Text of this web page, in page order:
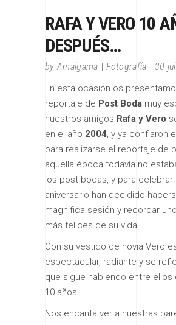
RAFA Y VERO 10
DESPUÉS…
byAmalgama Fotografía 30
En esta ocasión os
reportaje de Post Boda muy
nuestros amigos Rafa y Vero
en el año 2004, y ya confiaron
para realizarse el reportaje de
aquella época todavía no
los post bodas, y para
aniversario han decidido
magnifica sesión y recordar
más felices de su vida.
Con su vestido de novia Vero
espectacular, radiante y se
que sigue habiendo entre ellos
10 años.
Nos encanta ver a nuestras